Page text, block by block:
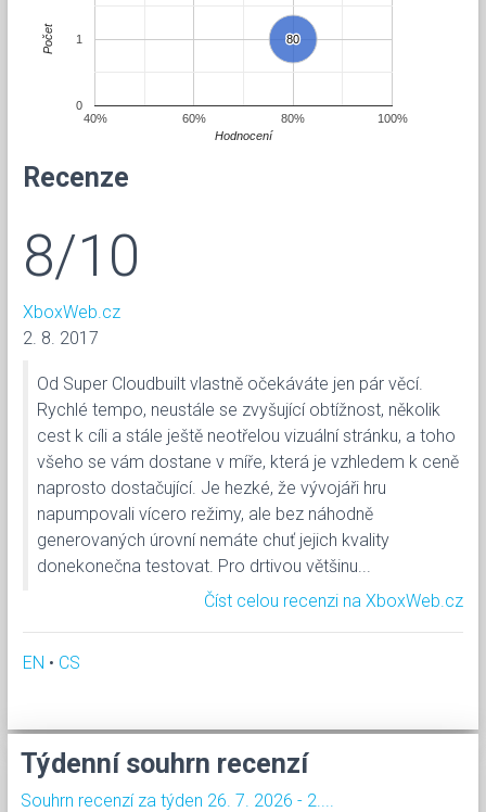
80
80
40% 60% 80% 100%
0
1
Hodnocení
Počet
Recenze
8/10
XboxWeb.cz
2. 8. 2017
Od Super Cloudbuilt vlastně očekáváte jen pár věcí.
Rychlé tempo, neustále se zvyšující obtížnost, několik
cest k cíli a stále ještě neotřelou vizuální stránku, a toho
všeho se vám dostane v míře, která je vzhledem k ceně
naprosto dostačující. Je hezké, že vývojáři hru
napumpovali vícero režimy, ale bez náhodně
generovaných úrovní nemáte chuť jejich kvality
donekonečna testovat. Pro drtivou většinu...
Číst celou recenzi na XboxWeb.cz
EN • CS
Týdenní souhrn recenzí
Souhrn recenzí za týden 26. 7. 2026 - 2....